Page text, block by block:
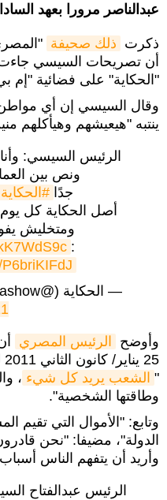
عبدالناصر مرورا بعهد
ذكرت ذلك صحيفة
أن تصريحات السيسي
"الحكاية" على فضائية
ينتبه "هيعيشهم وهيأكلهم
ونص بين
جدًا #الحكاية
أصل الحكاية كل
ومتخليش
:
— الحكاية (@Elhekayashow)
وأوضح الرئيس المصري
" الشعب يريد كل شيء ،
وطاقتها الشخصية".
وتابع: "الأموال التي تقيم
الدولة"، مضيفا: "نحن
وأريد أن يتفهم الناس
الرئيس عبدالفتاح